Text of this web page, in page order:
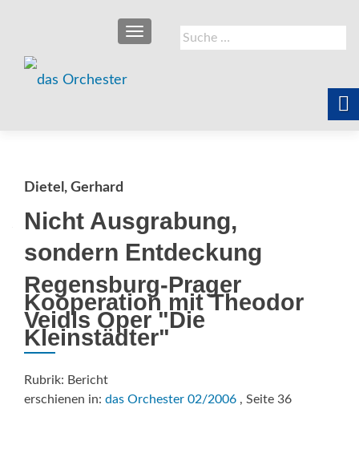
Suche
nach:
SCHALTE NAVIGATION
Dietel, Gerhard
Nicht Ausgrabung,
sondern Entdeckung
Regensburg-Prager
Kooperation mit Theodor
Veidls Oper "Die
Kleinstädter"
Rubrik: Bericht
erschienen in: das Orchester 02/2006 , Seite 36